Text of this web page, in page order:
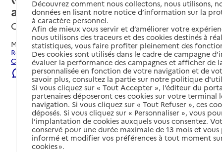
au domicile
Calais, PAS-DE-CALAIS
Mis à jour le06/08/2026
Rechercher les établissements et services autour de
Calais.
Signaler une erreur
Découvrez comment nous collectons, nous utilisons,
données en lisant notre notice d’information sur la
à caractère personnel.
Afin de mieux vous servir et d’améliorer votre
nous utilisons des traceurs et des cookies destinés à
statistiques, vous faire profiter pleinement des
Des cookies sont utilisés dans le cadre de campagne
évaluer la performance des campagnes et afficher de
personnalisée en fonction de votre navigation et de
savoir plus, consultez la partie sur notre politique
Si vous cliquez sur « Tout Accepter », l’éditeur du
partenaires déposeront ces cookies sur votre terminal
navigation. Si vous cliquez sur « Tout Refuser », ces
déposés. Si vous cliquez sur « Personnaliser », vous
l’implantation de cookies auxquels vous consentez.
conservé pour une durée maximale de 13 mois et
informé et modifier vos préférences à tout moment
cookies ».